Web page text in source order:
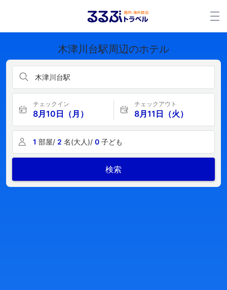
木津川台駅周辺のホテル
木津川台駅
チェックイン
8月10日（月）
チェックアウト
8月11日（火）
1 部屋/ 2 名(大人)/ 0 子ども
検索